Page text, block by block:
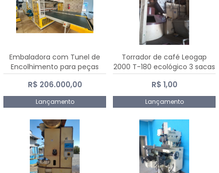
Embaladora com Tunel de
Encolhimento para peças
grandes portas janelas -
Dalmak
R$ 206.000,00
Lançamento
Torrador de café Leogap
2000 T-180 ecológico 3 sacas
de carga 540 kg/h
R$ 1,00
Lançamento